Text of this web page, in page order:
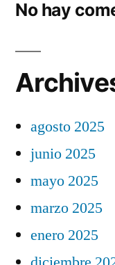
No hay
agosto 2025
junio 2025
mayo 2025
marzo 2025
enero 2025